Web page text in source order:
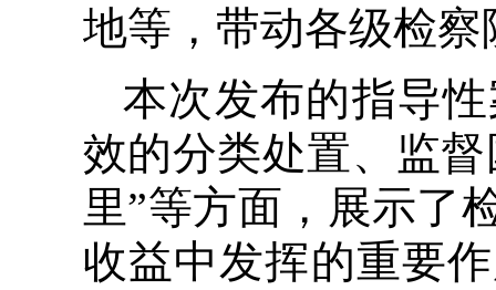
地等，带动各级检
本次发布的指导
效的分类处置、监
里”等方面，展示了
收益中发挥的重要